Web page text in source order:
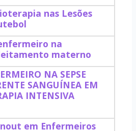
nas Lesões
na
materno
NA SEPSE
SANGUÍNEA EM
INTENSIVA
em Enfermeiros